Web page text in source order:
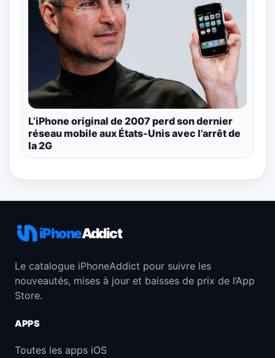
L’iPhone original de 2007 perd son dernier
réseau mobile aux États-Unis avec l’arrêt de
la 2G
iPhoneAddict
Le catalogue iPhoneAddict pour suivre les
nouveautés, mises à jour et baisses de prix de l’App
Store.
APPS
Toutes les apps iOS